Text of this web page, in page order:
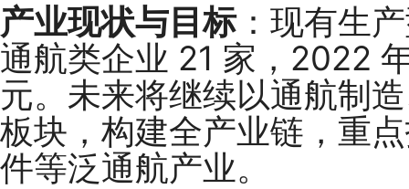
产业现状与目标：现有生
通航类企业 21 家，2022
元。未来将继续以通航制
板块，构建全产业链，重
件等泛通航产业。